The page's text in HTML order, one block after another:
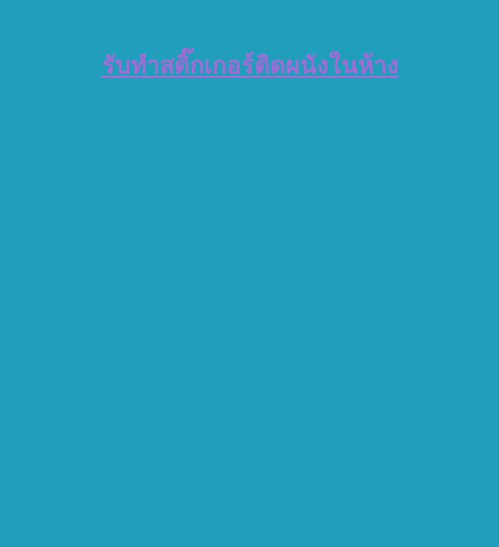
รับทำสติ๊กเกอร์ติดผนังในห้าง